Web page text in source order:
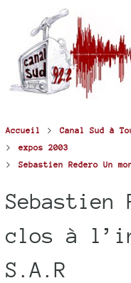
Accueil > Canal Sud à
> expos 2003
> Sebastien Redero Un
Sebastien
clos à
S.A.R